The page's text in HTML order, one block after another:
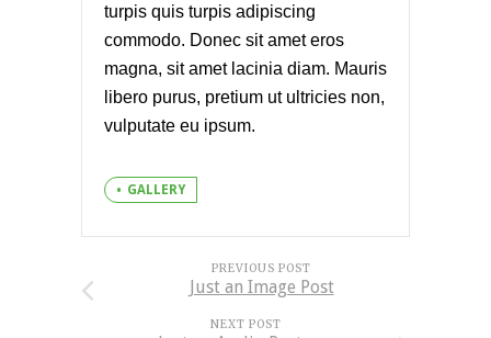
turpis quis turpis adipiscing
commodo. Donec sit amet eros
magna, sit amet lacinia diam. Mauris
libero purus, pretium ut ultricies non,
vulputate eu ipsum.
GALLERY
PREVIOUS POST
Just an Image Post
NEXT POST